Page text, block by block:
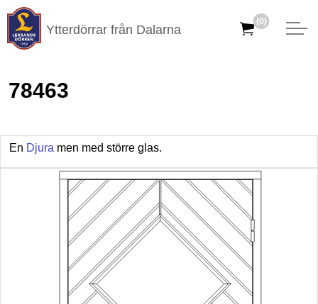
Ytterdörrar från Dalarna
(0)
78463
En Djura men med större glas.